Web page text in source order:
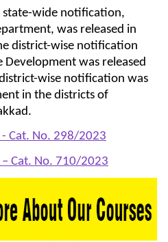
wide notification,
was released in
district-wise notification
Development was released
wise notification was
in the districts of
- Cat. No. 298/2023
– Cat. No. 710/2023